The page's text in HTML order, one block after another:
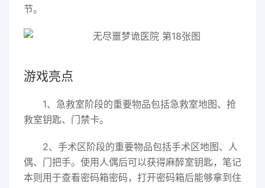
节。
游戏亮点
1、急救室阶段的重要物品包括急救室地图、抢
救室钥匙、门禁卡。
2、手术区阶段的重要物品包括手术区地图、人
偶、门把手。使用人偶后可以获得麻醉室钥匙，笔记
本则用于查看密码箱密码，打开密码箱后能够拿到住